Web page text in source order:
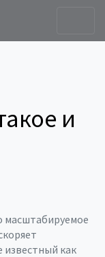
и
масштабируемое
известный как